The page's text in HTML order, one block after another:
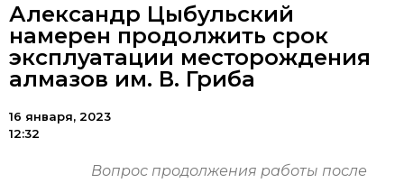
Александр Цыбульский
намерен продолжить срок
эксплуатации месторождения
алмазов им. В. Гриба
16 января, 2023
12:32
Вопрос продолжения работы после